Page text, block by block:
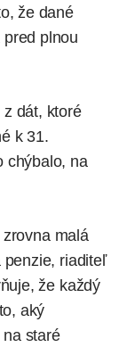
že dané
plnou
dát, ktoré
k 31.
chýbalo, na
malá
penzie, riaditeľ
že každý
aký
staré